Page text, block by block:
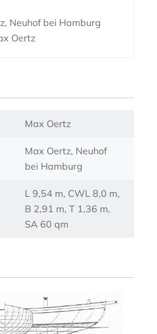
Neuhof bei Hamburg
Oertz
Max Oertz
Max Oertz, Neuhof
bei Hamburg
L 9,54 m, CWL 8,0 m,
B 2,91 m, T 1,36 m,
SA 60 qm